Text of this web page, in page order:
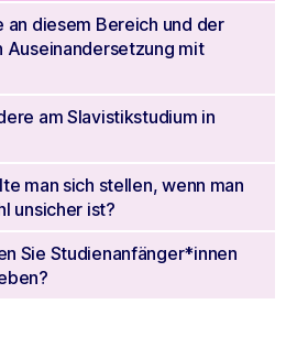
an diesem Bereich und der
Auseinandersetzung mit
am Slavistikstudium in
man sich stellen, wenn man
unsicher ist?
Sie Studienanfänger*innen